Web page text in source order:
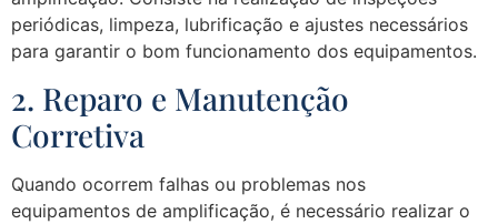
periódicas, limpeza, lubrificação e ajustes necessários
para garantir o bom funcionamento dos equipamentos.
2. Reparo e Manutenção
Corretiva
Quando ocorrem falhas ou problemas nos
equipamentos de amplificação, é necessário realizar o